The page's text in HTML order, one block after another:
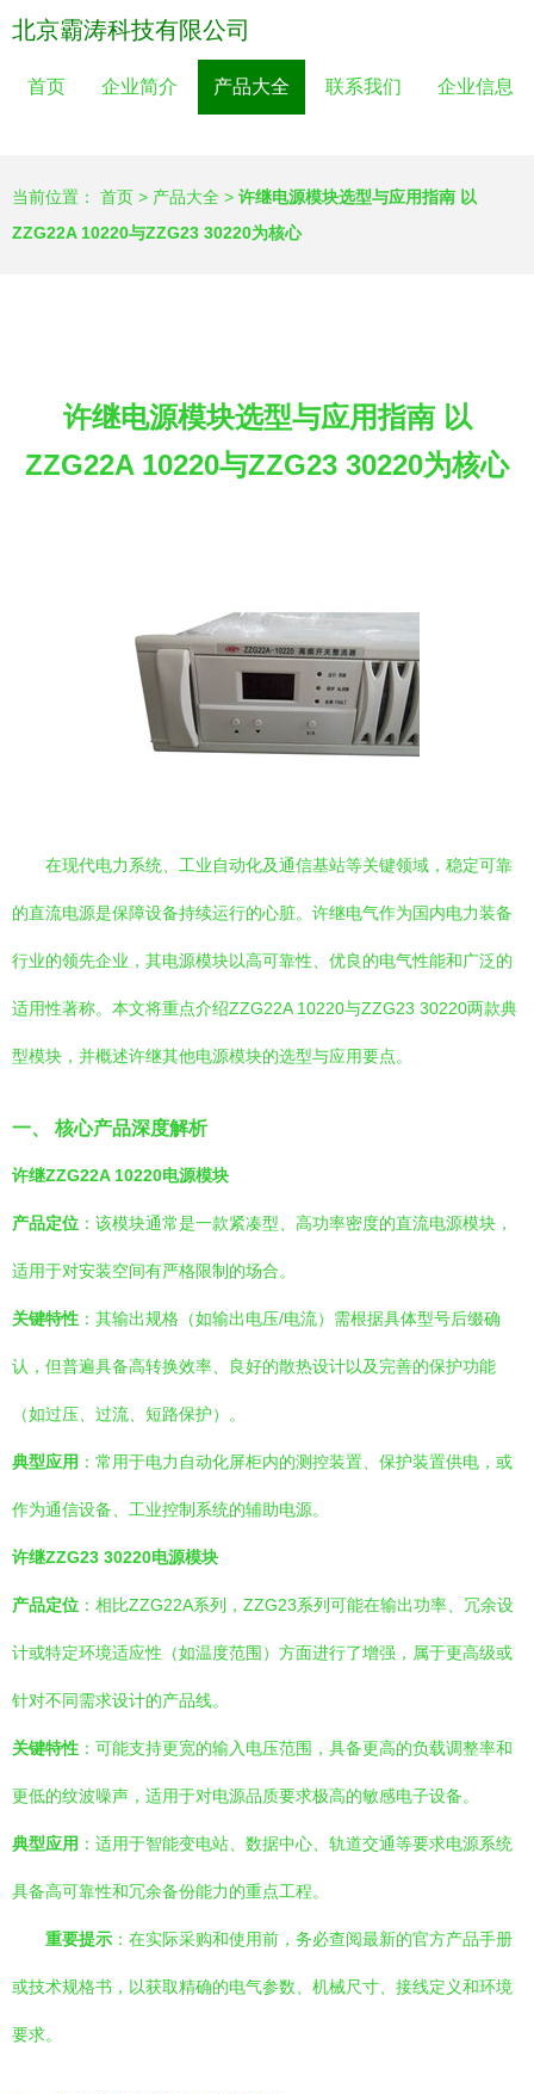
北京霸涛科技有限公司
首页 企业简介 产品大全 联系我们 企业信息
当前位置： 首页 > 产品大全 > 许继电源模块选型与应用指南 以
ZZG22A 10220与ZZG23 30220为核心
许继电源模块选型与应用指南 以
ZZG22A 10220与ZZG23 30220为核心
在现代电力系统、工业自动化及通信基站等关键领域，稳定可靠
的直流电源是保障设备持续运行的心脏。许继电气作为国内电力装备
行业的领先企业，其电源模块以高可靠性、优良的电气性能和广泛的
适用性著称。本文将重点介绍ZZG22A 10220与ZZG23 30220两款典
型模块，并概述许继其他电源模块的选型与应用要点。
一、 核心产品深度解析
许继ZZG22A 10220电源模块
产品定位 ：该模块通常是一款紧凑型、高功率密度的直流电源模块，
适用于对安装空间有严格限制的场合。
关键特性 ：其输出规格（如输出电压/电流）需根据具体型号后缀确
认，但普遍具备高转换效率、良好的散热设计以及完善的保护功能
（如过压、过流、短路保护）。
典型应用 ：常用于电力自动化屏柜内的测控装置、保护装置供电，或
作为通信设备、工业控制系统的辅助电源。
许继ZZG23 30220电源模块
产品定位 ：相比ZZG22A系列，ZZG23系列可能在输出功率、冗余设
计或特定环境适应性（如温度范围）方面进行了增强，属于更高级或
针对不同需求设计的产品线。
关键特性 ：可能支持更宽的输入电压范围，具备更高的负载调整率和
更低的纹波噪声，适用于对电源品质要求极高的敏感电子设备。
典型应用 ：适用于智能变电站、数据中心、轨道交通等要求电源系统
具备高可靠性和冗余备份能力的重点工程。
重要提示 ：在实际采购和使用前，务必查阅最新的官方产品手册
或技术规格书，以获取精确的电气参数、机械尺寸、接线定义和环境
要求。